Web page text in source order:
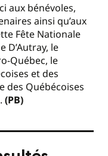
aux bénévoles,
ainsi qu’aux
Fête Nationale
D’Autray, le
Québec, le
et des
des Québécoises
(PB)